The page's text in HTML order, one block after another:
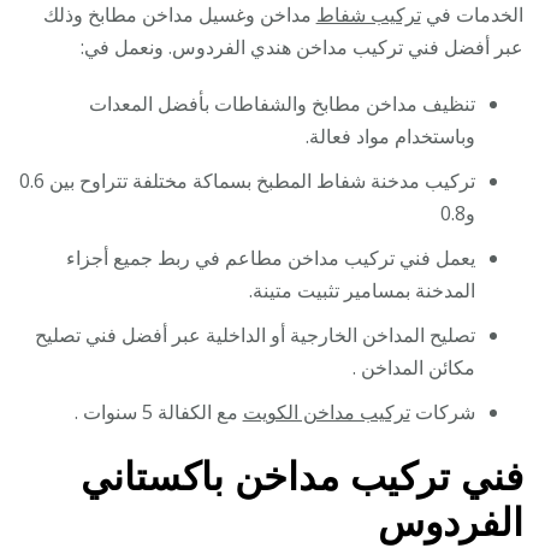
الخدمات فيتركيب شفاط مداخن وغسيل مداخن مطابخ وذلك
عبر أفضل فني تركيب مداخن هندي الفردوس. ونعمل في:
تنظيف مداخن مطابخ والشفاطات بأفضل المعدات
وباستخدام مواد فعالة.
تركيب مدخنة شفاط المطبخ بسماكة مختلفة تتراوح بين 0.6
و0.8
يعمل فني تركيب مداخن مطاعم في ربط جميع أجزاء
المدخنة بمسامير تثبيت متينة.
تصليح المداخن الخارجية أو الداخلية عبر أفضل فني تصليح
مكائن المداخن .
شركاتتركيب مداخن الكويت مع الكفالة 5 سنوات .
فني تركيب مداخن باكستاني
الفردوس